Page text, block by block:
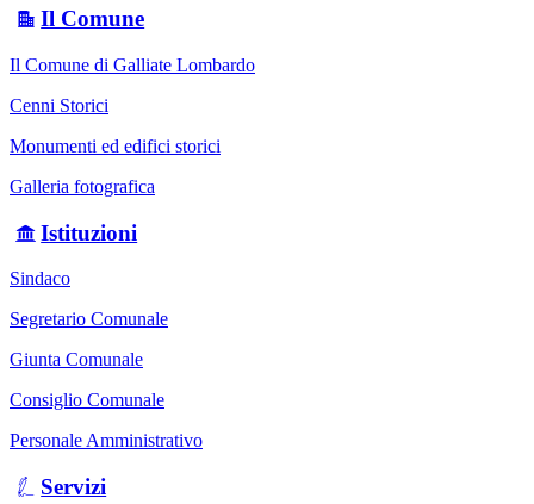
Il Comune
Il Comune di Galliate Lombardo
Cenni Storici
Monumenti ed edifici storici
Galleria fotografica
Istituzioni
Sindaco
Segretario Comunale
Giunta Comunale
Consiglio Comunale
Personale Amministrativo
Servizi